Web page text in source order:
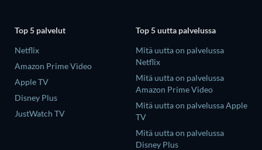
Top 5 palvelut
Netflix
Amazon Prime Video
Apple TV
Disney Plus
JustWatch TV
Top 5 uutta palvelussa
Mitä uutta on palvelussa
Netflix
Mitä uutta on palvelussa
Amazon Prime Video
Mitä uutta on palvelussa Apple
TV
Mitä uutta on palvelussa
Disney Plus